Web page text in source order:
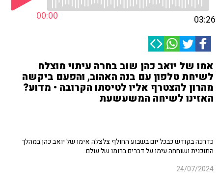
00:00 03:26
אמו של יואב כהן שוב בחרה עיתוי מוצלח
לשיחת טלפון עם בנה האהוב, והפעם ביקשה
מהרון להצטרף אליו לטיסתו הקרובה • מדוע?
האזינו לשיחה המשעשעת
כדרכה בקודש כבכל יום בשבוע החולף צלצלה אימו של יואב כהן במהלך
התוכנית ושוחחה עימו על דברים ברומו של עולם.
24/07/2024